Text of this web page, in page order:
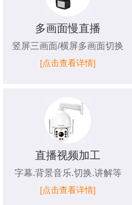
多画面慢直播
竖屏三画面/横屏多画面切换
[点击查看详情]
直播视频加工
字幕.背景音乐.切换.讲解等
[点击查看详情]